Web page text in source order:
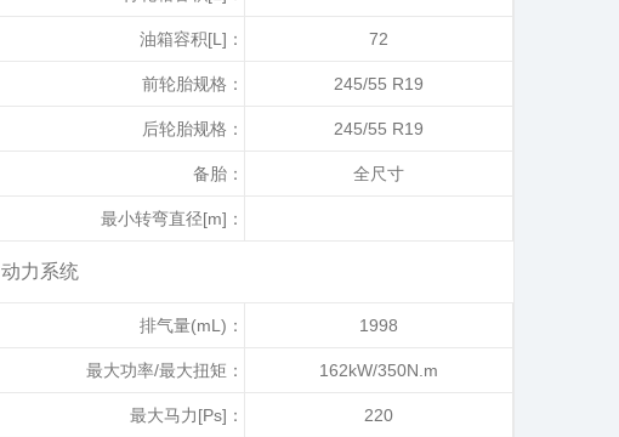
油箱容积[L]： 72
前轮胎规格： 245/55 R19
后轮胎规格： 245/55 R19
备胎： 全尺寸
最小转弯直径[m]：
动力系统
排气量(mL)： 1998
最大功率/最大扭矩： 162kW/350N.m
最大马力[Ps]： 220